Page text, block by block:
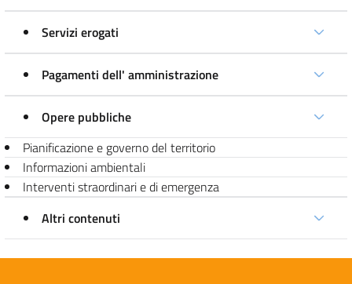
Servizi erogati
Pagamenti dell' amministrazione
Opere pubbliche
Pianificazione e governo del territorio
Informazioni ambientali
Interventi straordinari e di emergenza
Altri contenuti